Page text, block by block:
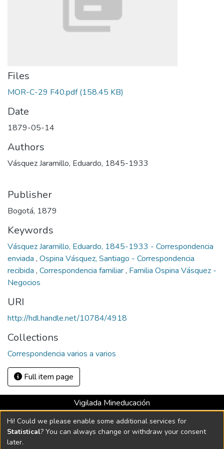
Files
MOR-C-29 F40.pdf(158.45 KB)
Date
1879-05-14
Authors
Vásquez Jaramillo, Eduardo, 1845-1933
Publisher
Bogotá, 1879
Keywords
Vásquez Jaramillo, Eduardo, 1845-1933 - Correspondencia
enviada , Ospina Vásquez, Santiago - Correspondencia
recibida , Correspondencia familiar, Familia Ospina Vásquez -
Negocios
URI
http://hdl.handle.net/10784/4918
Collections
Correspondencia varios a varios
Full item page
Vigilada Mineducación
Universidad con Acreditación Institucional hasta 2026 -
Resolución MEN 2158 de 2018
Hi! Could we please enable some additional services for
Statistical? You can always change or withdraw your consent
later.